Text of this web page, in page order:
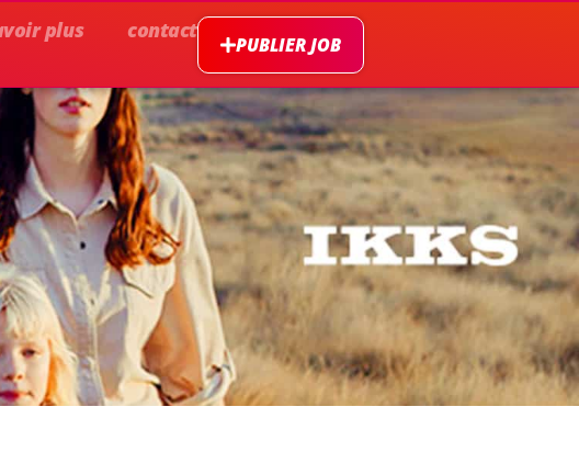
plus contact
PUBLIER JOB